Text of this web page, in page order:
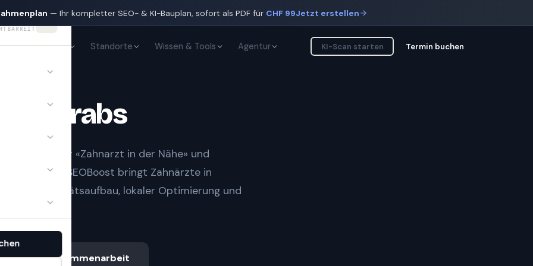
— Ihr kompletter SEO- & KI-Bauplan, sofort als PDF für CHF 99Jetzt erstellen
KI-Sichtbarkeit Standorte Wissen & Tools Agentur KI-Scan starten Termin buchen
inGrabs
Notfall» oder «Zahnarzt in der Nähe» und
Treffern.
SEOBoost bringt Zahnärzte in
Autoritätsaufbau, lokaler Optimierung und
Ablauf & Zusammenarbeit